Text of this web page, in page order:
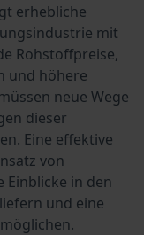
erhebliche
mit
Rohstoffpreise,
und höhere
neue Wege
dieser
Eine effektive
von
Einblicke in den
und eine